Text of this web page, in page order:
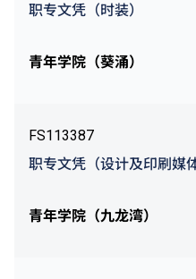
职专文凭（时装）
青年学院（葵涌）
FS113387
职专文凭（设计及印刷媒体
青年学院（九龙湾）